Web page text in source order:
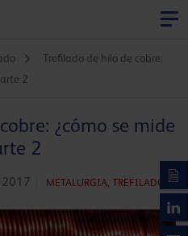
Trefilado de hilo de cobre:
2
¿cómo se mide
2
METALURGIA, TREFILADO